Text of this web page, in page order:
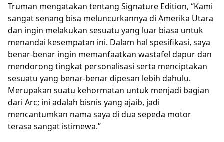
Truman mengatakan tentang Signature Edition, “Kami
sangat senang bisa meluncurkannya di Amerika Utara
dan ingin melakukan sesuatu yang luar biasa untuk
menandai kesempatan ini. Dalam hal spesifikasi, saya
benar-benar ingin memanfaatkan wastafel dapur dan
mendorong tingkat personalisasi serta menciptakan
sesuatu yang benar-benar dipesan lebih dahulu.
Merupakan suatu kehormatan untuk menjadi bagian
dari Arc; ini adalah bisnis yang ajaib, jadi
mencantumkan nama saya di dua sepeda motor
terasa sangat istimewa.”